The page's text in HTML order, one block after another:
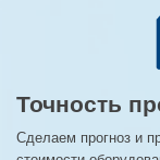
Точность
Сделаем прогноз и